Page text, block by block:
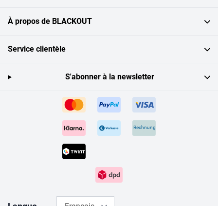
À propos de BLACKOUT
Service clientèle
Rechnung
S'abonner à la newsletter